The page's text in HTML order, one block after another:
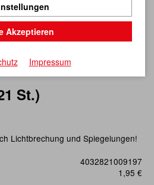
St.)
Lichtbrechung und Spiegelungen!
4032821009197
1,95 €
Akzeptieren
Impressum